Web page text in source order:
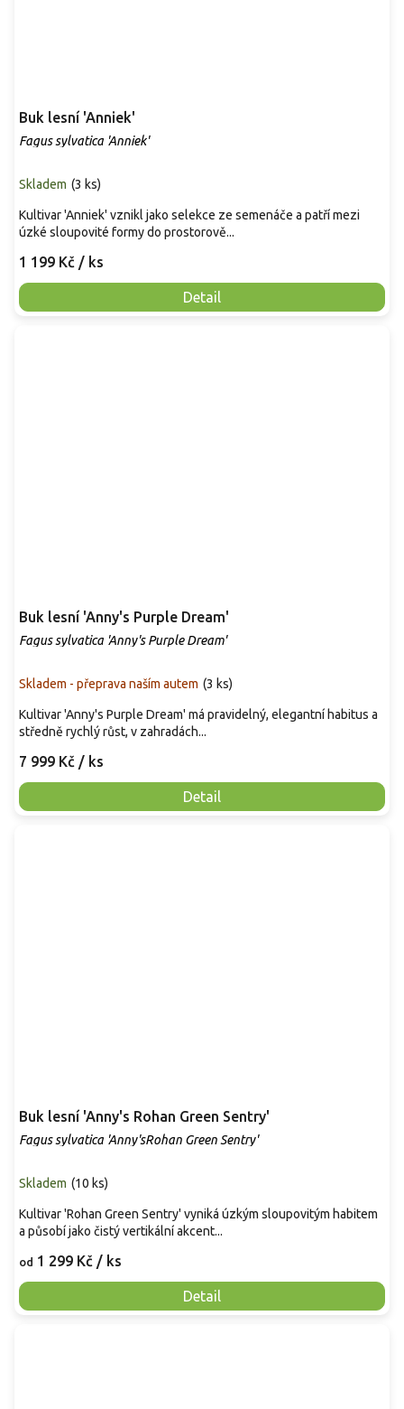
Buk lesní 'Anniek'
Fagus sylvatica 'Anniek'
Skladem (3 ks)
1 199 Kč / ks
Detail
Kultivar 'Anniek' vznikl jako selekce ze semenáče a patří mezi
úzké sloupovité formy do prostorově...
Buk lesní 'Anny's Purple Dream'
Fagus sylvatica 'Anny's Purple Dream'
Skladem - přeprava naším autem (3 ks)
7 999 Kč / ks
Detail
Kultivar 'Anny's Purple Dream' má pravidelný, elegantní habitus a
středně rychlý růst, v zahradách...
Buk lesní 'Anny's Rohan Green Sentry'
Fagus sylvatica 'Anny'sRohan Green Sentry'
Skladem (10 ks)
od 1 299 Kč / ks
Detail
Kultivar 'Rohan Green Sentry' vyniká úzkým sloupovitým habitem
a působí jako čistý vertikální akcent...